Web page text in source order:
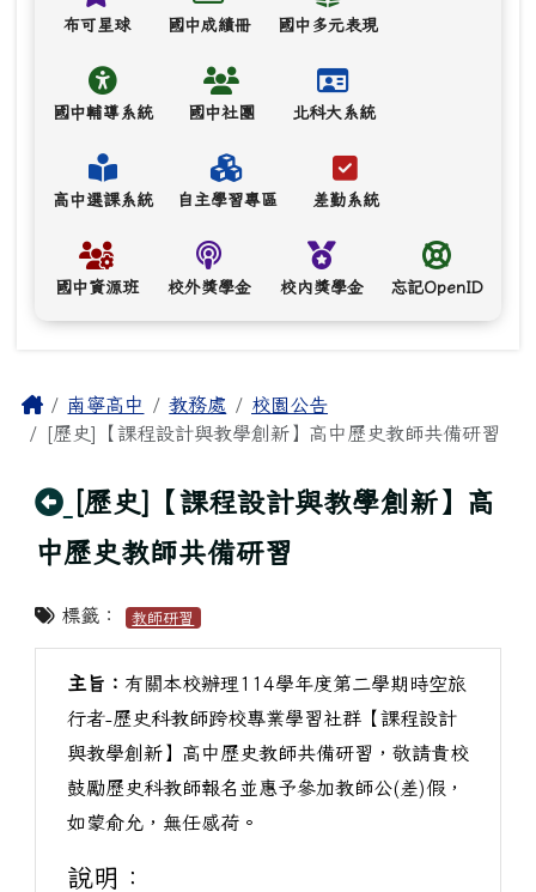
布可星球 國中成績冊 國中多元表現
國中輔導系統 國中社團 北科大系統
高中選課系統 自主學習專區 差勤系統
國中資源班 校外獎學金 校內獎學金 忘記OpenID
主內容區域
Home南寧高中 教務處
校園公告
[歷史]【課程設計與教學創新】高中歷史教師共備研習
回上頁
[歷史]【課程設計與教學創新】高
中歷史教師共備研習
標籤： 教師研習
主旨： 有關本校辦理114學年度第二學期時空旅
行者-歷史科教師跨校專業學習社群【課程設計
與教學創新】高中歷史教師共備研習，敬請貴校
鼓勵歷史科教師報名並惠予參加教師公(差)假，
如蒙俞允，無任感荷。
說明：